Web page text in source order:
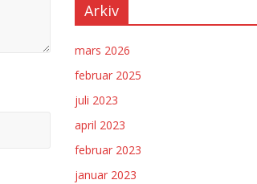
Arkiv
mars 2026
februar 2025
juli 2023
april 2023
februar 2023
januar 2023